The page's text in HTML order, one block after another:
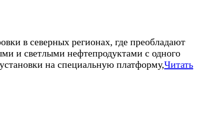
в северных регионах, где преобладают
и светлыми нефтепродуктами с одного
на специальную платформу,Читать